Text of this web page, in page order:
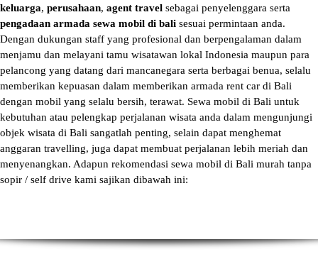
keluarga, perusahaan, agent travel sebagai penyelenggara serta
pengadaan armada sewa mobil di bali sesuai permintaan anda.
Dengan dukungan staff yang profesional dan berpengalaman dalam
menjamu dan melayani tamu wisatawan lokal Indonesia maupun para
pelancong yang datang dari mancanegara serta berbagai benua, selalu
memberikan kepuasan dalam memberikan armada rent car di Bali
dengan mobil yang selalu bersih, terawat. Sewa mobil di Bali untuk
kebutuhan atau pelengkap perjalanan wisata anda dalam mengunjungi
objek wisata di Bali sangatlah penting, selain dapat menghemat
anggaran travelling, juga dapat membuat perjalanan lebih meriah dan
menyenangkan. Adapun rekomendasi sewa mobil di Bali murah tanpa
sopir / self drive kami sajikan dibawah ini: